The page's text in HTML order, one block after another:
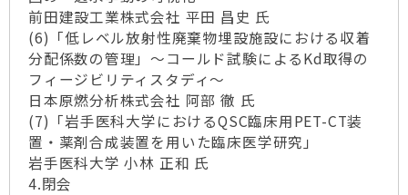
前田建設工業株式会社 平田 昌史 氏
(6)「低レベル放射性廃棄物埋設施設における収着
分配係数の管理」～コールド試験によるKd取得の
フィージビリティスタディ～
日本原燃分析株式会社 阿部 徹 氏
(7)「岩手医科大学におけるQSC臨床用PET-CT装
置・薬剤合成装置を用いた臨床医学研究」
岩手医科大学 小林 正和 氏
4.閉会